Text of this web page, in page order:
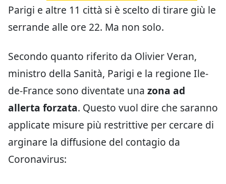
Parigi e altre 11 città si è scelto di tirare giù le
serrande alle ore 22. Ma non solo.
Secondo quanto riferito da Olivier Veran,
ministro della Sanità, Parigi e la regione Ile-
de-France sono diventate una zona ad
allerta forzata. Questo vuol dire che saranno
applicate misure più restrittive per cercare di
arginare la diffusione del contagio da
Coronavirus: